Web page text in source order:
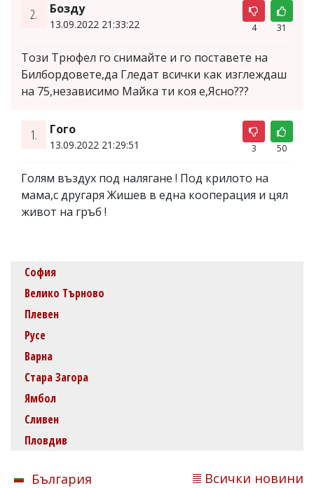
2. Бозду
13.09.2022 21:33:22 4 31
Този Трюфел го снимайте и го поставете на
Билбордовете,да Гледат всички как изглеждаш
на 75,независимо Майка ти коя е,Ясно???
1. Гого
13.09.2022 21:29:51 3 50
Голям въздух под налягане ! Под крилото на
мама,с другаря Жишев в една кооперация и цял
живот на гръб !
София
Велико Търново
Плевен
Русе
Варна
Стара Загора
Ямбол
Сливен
Пловдив
България Всички новини